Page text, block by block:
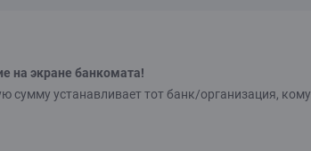
на экране банкомата!
сумму устанавливает тот банк/организация, кому